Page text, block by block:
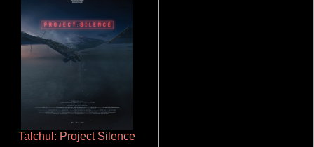
Talchul: Project Silence